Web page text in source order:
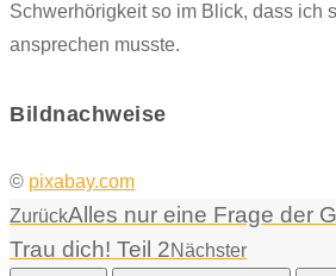
Schwerhörigkeit so im Blick, dass ich
ansprechen musste.
Bildnachweise
© pixabay.com
ZurückAlles nur eine Frage der
Trau dich! Teil 2Nächster